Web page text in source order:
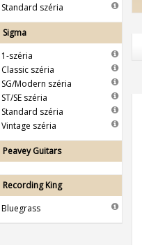
Standard széria
Sigma
1-széria
Classic széria
SG/Modern széria
ST/SE széria
Standard széria
Vintage széria
Peavey Guitars
Recording King
Bluegrass